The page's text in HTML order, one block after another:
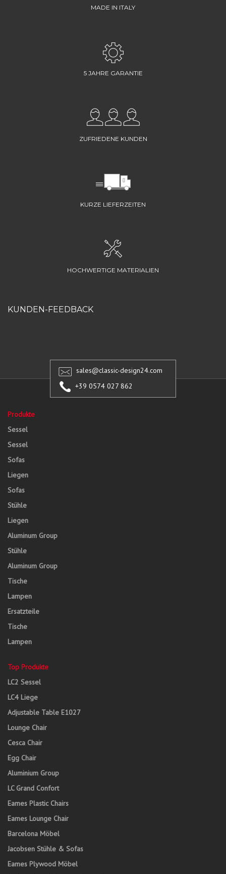
MADE IN ITALY
5 JAHRE GARANTIE
ZUFRIEDENE KUNDEN
KURZE LIEFERZEITEN
HOCHWERTIGE MATERIALIEN
KUNDEN-FEEDBACK
sales@classic-design24.com
+39 0574 027 862
Produkte
Sessel
Sessel
Sofas
Liegen
Sofas
Stühle
Liegen
Aluminum Group
Stühle
Aluminum Group
Tische
Lampen
Ersatzteile
Tische
Lampen
Top Produkte
LC2 Sessel
LC4 Liege
Adjustable Table E1027
Lounge Chair
Cesca Chair
Egg Chair
Aluminium Group
LC Grand Confort
Eames Plastic Chairs
Eames Lounge Chair
Barcelona Möbel
Jacobsen Stühle & Sofas
Eames Plywood Möbel